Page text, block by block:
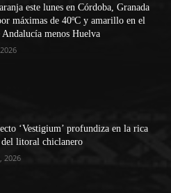
este lunes en Córdoba, Granada
máximas de 40ºC y amarillo en el
Andalucía menos Huelva
‘Vestigium’ profundiza en la rica
litoral chiclanero
2026